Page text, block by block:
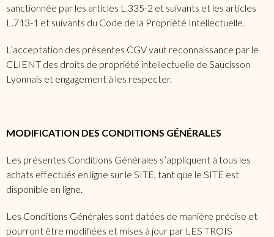
sanctionnée par les articles L.335-2 et suivants et les articles
L.713-1 et suivants du Code de la Propriété Intellectuelle.
L’acceptation des présentes CGV vaut reconnaissance par le
CLIENT des droits de propriété intellectuelle de Saucisson
Lyonnais et engagement à les respecter.
MODIFICATION DES CONDITIONS GÉNÉRALES
Les présentes Conditions Générales s’appliquent à tous les
achats effectués en ligne sur le SITE, tant que le SITE est
disponible en ligne.
Les Conditions Générales sont datées de manière précise et
pourront être modifiées et mises à jour par LES TROIS